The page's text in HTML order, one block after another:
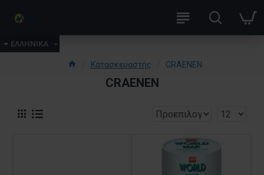
ΕΛΛΗΝΙΚΑ
Κατασκευαστής CRAENEN
CRAENEN